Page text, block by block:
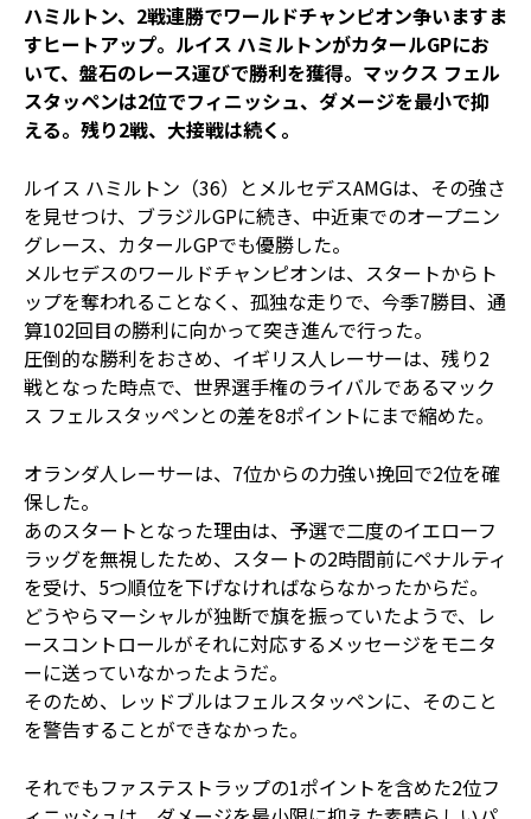
ハミルトン、2戦連勝でワールドチャンピオン争いますま
すヒートアップ。ルイス ハミルトンがカタールGPにお
いて、盤石のレース運びで勝利を獲得。マックス フェル
スタッペンは2位でフィニッシュ、ダメージを最小で抑
える。残り2戦、大接戦は続く。
ルイス ハミルトン（36）とメルセデスAMGは、その強さ
を見せつけ、ブラジルGPに続き、中近東でのオープニン
グレース、カタールGPでも優勝した。
メルセデスのワールドチャンピオンは、スタートからト
ップを奪われることなく、孤独な走りで、今季7勝目、通
算102回目の勝利に向かって突き進んで行った。
圧倒的な勝利をおさめ、イギリス人レーサーは、残り2
戦となった時点で、世界選手権のライバルであるマック
ス フェルスタッペンとの差を8ポイントにまで縮めた。
オランダ人レーサーは、7位からの力強い挽回で2位を確
保した。
あのスタートとなった理由は、予選で二度のイエローフ
ラッグを無視したため、スタートの2時間前にペナルティ
を受け、5つ順位を下げなければならなかったからだ。
どうやらマーシャルが独断で旗を振っていたようで、レ
ースコントロールがそれに対応するメッセージをモニタ
ーに送っていなかったようだ。
そのため、レッドブルはフェルスタッペンに、そのこと
を警告することができなかった。
それでもファステストラップの1ポイントを含めた2位フ